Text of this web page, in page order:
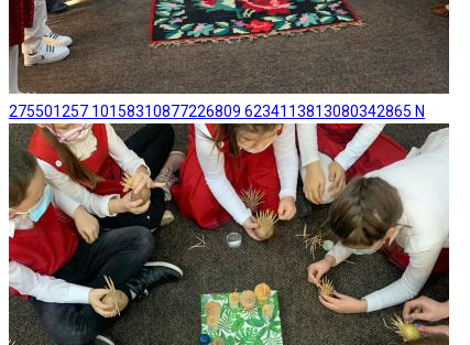
275501257 10158310877226809 6234113813080342865 N